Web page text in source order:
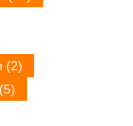
(2)
(5)